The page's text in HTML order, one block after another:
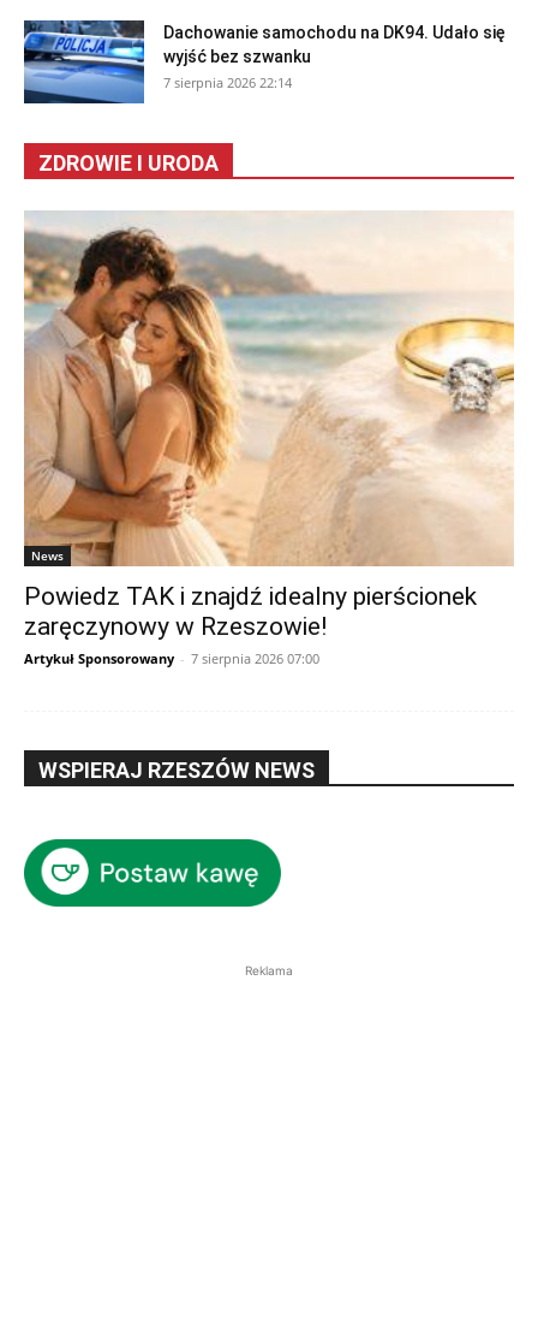
Dachowanie samochodu na DK94. Udało się
wyjść bez szwanku
7 sierpnia 2026 22:14
ZDROWIE I URODA
News
Powiedz TAK i znajdź idealny pierścionek
zaręczynowy w Rzeszowie!
Artykuł Sponsorowany - 7 sierpnia 2026 07:00
WSPIERAJ RZESZÓW NEWS
Reklama